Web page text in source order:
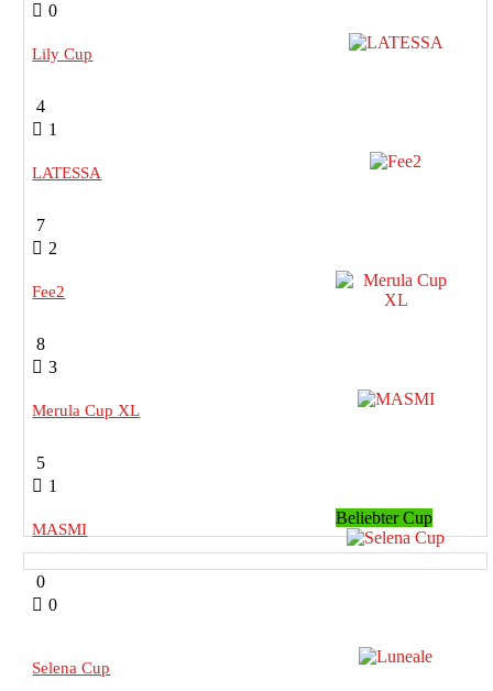
0
Lily Cup
4
1
LATESSA
7
2
Fee2
8
3
Merula Cup XL
5
1
MASMI
0
0
Beliebter Cup
Selena Cup